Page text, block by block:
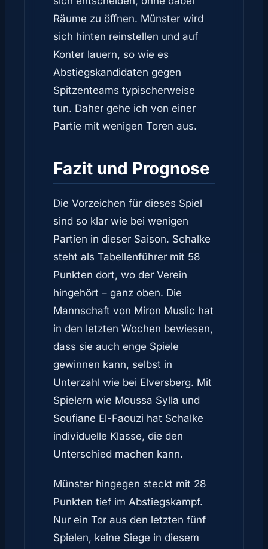
Räume zu öffnen. Münster wird
sich hinten reinstellen und auf
Konter lauern, so wie es
Abstiegskandidaten gegen
Spitzenteams typischerweise
tun. Daher gehe ich von einer
Partie mit wenigen Toren aus.
Fazit und Prognose
Die Vorzeichen für dieses Spiel
sind so klar wie bei wenigen
Partien in dieser Saison. Schalke
steht als Tabellenführer mit 58
Punkten dort, wo der Verein
hingehört – ganz oben. Die
Mannschaft von Miron Muslic hat
in den letzten Wochen bewiesen,
dass sie auch enge Spiele
gewinnen kann, selbst in
Unterzahl wie bei Elversberg. Mit
Spielern wie Moussa Sylla und
Soufiane El-Faouzi hat Schalke
individuelle Klasse, die den
Unterschied machen kann.
Münster hingegen steckt mit 28
Punkten tief im Abstiegskampf.
Nur ein Tor aus den letzten fünf
Spielen, keine Siege in diesem